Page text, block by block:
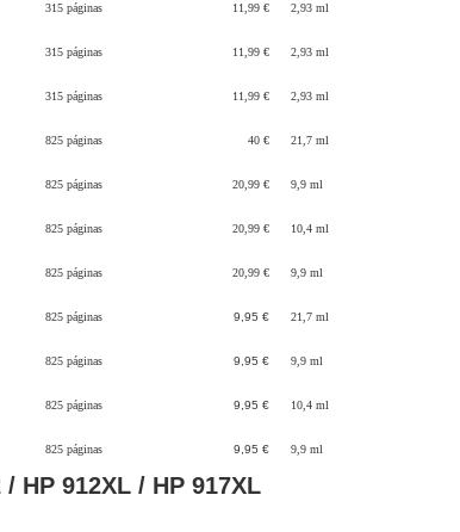
315 páginas 11,99 € 2,93 ml
315 páginas 11,99 € 2,93 ml
315 páginas 11,99 € 2,93 ml
825 páginas 40 € 21,7 ml
825 páginas 20,99 € 9,9 ml
825 páginas 20,99 € 10,4 ml
825 páginas 20,99 € 9,9 ml
825 páginas 9,95 € 21,7 ml
825 páginas 9,95 € 9,9 ml
825 páginas 9,95 € 10,4 ml
825 páginas 9,95 € 9,9 ml
HP 912XL / HP 917XL